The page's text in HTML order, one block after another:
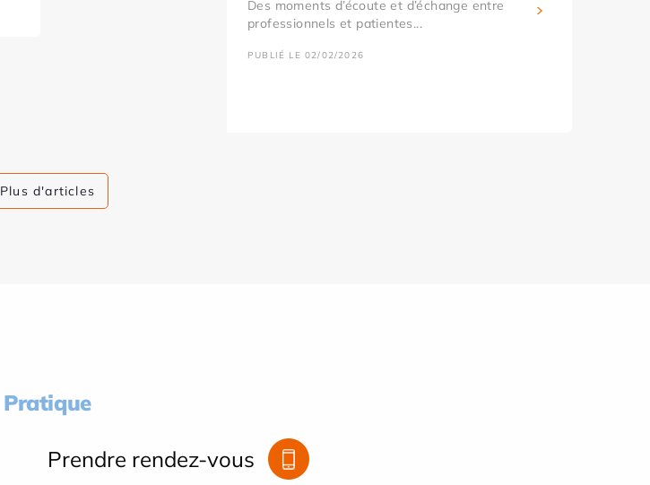
Des moments d’écoute et d’échange entre
professionnels et patientes...
PUBLIÉ LE 02/02/2026
Plus d'articles
Pratique
Prendre rendez-vous